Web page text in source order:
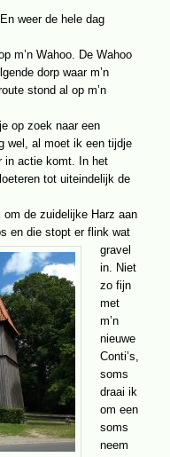
weer de hele dag
m’n Wahoo. De Wahoo
dorp waar m’n
stond al op m’n
op zoek naar een
wel, al moet ik een tijdje
in actie komt. In het
tot uiteindelijk de
om de zuidelijke Harz aan
en die stopt er flink wat
gravel
in. Niet
zo fijn
met
m’n
nieuwe
Conti’s,
soms
draai ik
om een
soms
neem